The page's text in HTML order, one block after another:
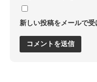
新しい投稿をメールで受